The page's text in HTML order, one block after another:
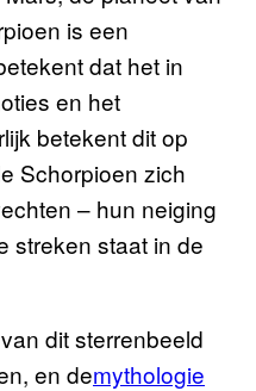
is een
dat het in
en het
betekent dit op
Schorpioen zich
– hun neiging
streken staat in de
dit sterrenbeeld
en demythologie